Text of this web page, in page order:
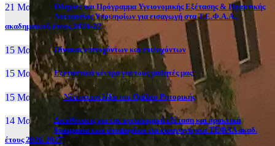
21 Μαι, 26
Οδηγίες και Πρόγραμμα Υγειονομικής Εξέτασης & Πρακτικής
Δοκιμασίας Υποψηφίων για εισαγωγή στα Τ.Ε.Φ.Α.Α.,
ακαδημαϊκού έτους 2026-27
15 Μαι, 26 Πίνακας επιτυχόντων και επιλαχόντων
15 Μαι, 26 Εξεταστικά κέντρα για τους μαθητές μας
15 Μαι, 2026 Νέα ιστοσελίδα του Ομίλου Ρητορικής
14 Μαι, 26
Διευθύνσεις για την υγειονομική εξέταση και πρακτική
δοκιμασία των υποψηφίων για εισαγωγή στα ΤΕΦΑΑ ακαδ.
έτους 2026-2027